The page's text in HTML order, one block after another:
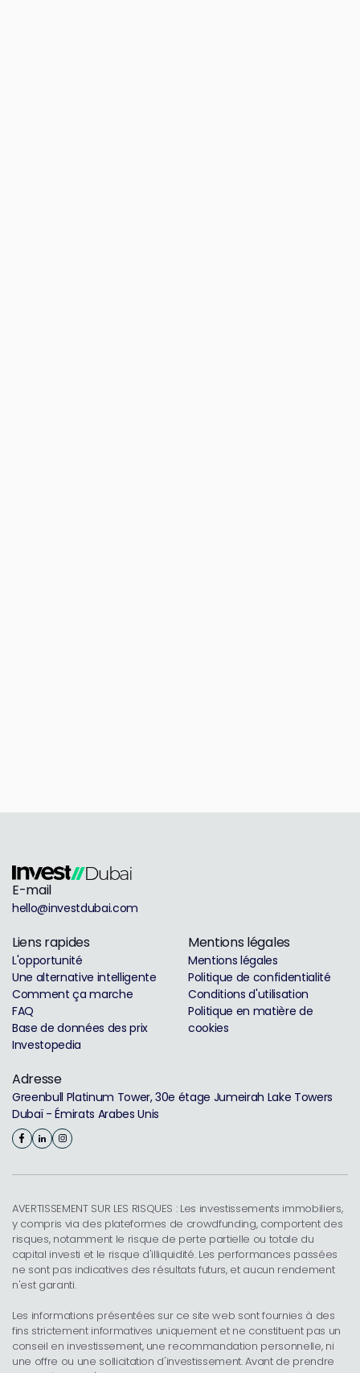
E-mail
hello@investdubai.com
Liens rapides
L'opportunité
Une alternative intelligente
Comment ça marche
FAQ
Base de données des prix
Investopedia
Mentions légales
Mentions légales
Politique de confidentialité
Conditions d'utilisation
Politique en matière de
cookies
Adresse
Greenbull Platinum Tower, 30e étage Jumeirah Lake Towers
Dubaï - Émirats Arabes Unis
AVERTISSEMENT SUR LES RISQUES : Les investissements immobiliers,
y compris via des plateformes de crowdfunding, comportent des
risques, notamment le risque de perte partielle ou totale du
capital investi et le risque d'illiquidité. Les performances passées
ne sont pas indicatives des résultats futurs, et aucun rendement
n'est garanti.
Les informations présentées sur ce site web sont fournies à des
fins strictement informatives uniquement et ne constituent pas un
conseil en investissement, une recommandation personnelle, ni
une offre ou une sollicitation d'investissement. Avant de prendre